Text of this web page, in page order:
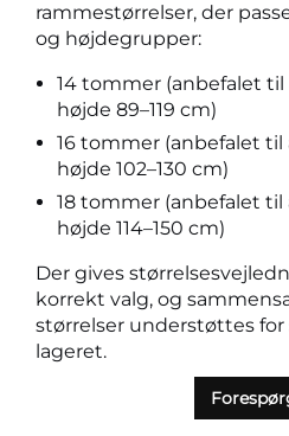
rammestørrelser, der
og højdegrupper:
14 tommer (anbefalet til
højde 89–119 cm)
16 tommer (anbefalet til
højde 102–130 cm)
18 tommer (anbefalet til
højde 114–150 cm)
Der gives
korrekt valg, og
størrelser understøttes
lageret.